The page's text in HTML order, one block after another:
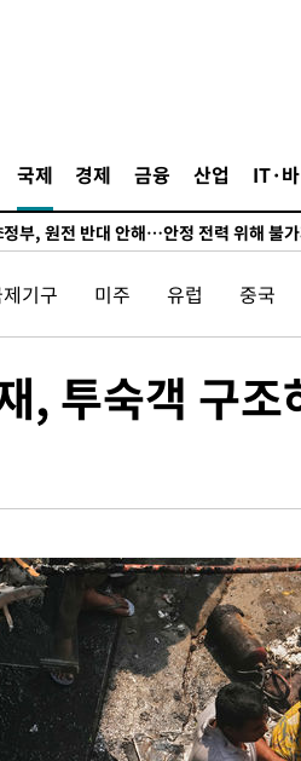
국제 경제 금융 산업 IT·
즈 해협 통행 항로 합의" 이란 외무부 대
주지사 후보 맹공…"공산주의가 최대 위
부, 원전 반대 안해…안정 전력 위해 불
역법 제301조 과잉생산 결과 발표 8월
이드카 발동…4%대 급락
지속…비공식 '초열대야' 30도 넘어
포인트(1.81%) 내린 6478.75 개장
달러…두 달 연속 사상 최대
시의 통제불능 3개 산불, 방화선 일부 구축
이란-오만 협상 기대속 뉴욕증시 혼조 마
금 최고지도자와 소통하기가 매우 어려
즈 해협 통행 항로 합의" 이란 외무부 대
'…기상청 "태풍 지나며 폭염 잠시 꺾인
주지사 후보 맹공…"공산주의가 최대 위
기구 미주 유럽 중국
, 투숙객 구